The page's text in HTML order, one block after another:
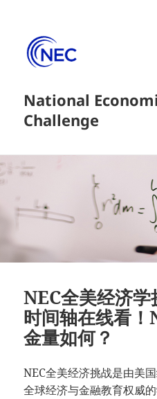
National
Challenge
NEC全美经济
时间轴在线看
金量如何？
NEC全美经济挑战是由美
全球经济与金融教育权威